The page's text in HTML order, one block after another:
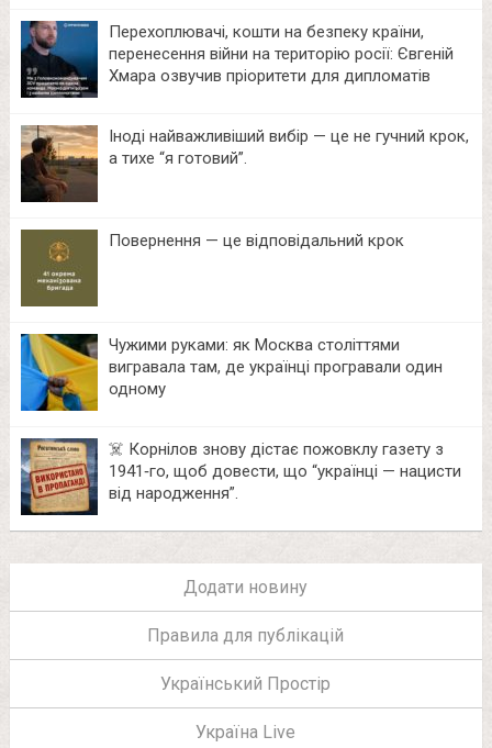
Перехоплювачі, кошти на безпеку країни,
перенесення війни на територію росії: Євгеній
Хмара озвучив пріоритети для дипломатів
Іноді найважливіший вибір — це не гучний крок,
а тихе “я готовий”.
Повернення — це відповідальний крок
Чужими руками: як Москва століттями
вигравала там, де українці програвали один
одному
☠️ Корнілов знову дістає пожовклу газету з
1941‑го, щоб довести, що “українці — нацисти
від народження”.
Додати новину
Правила для публікацій
Український Простір
Україна Live